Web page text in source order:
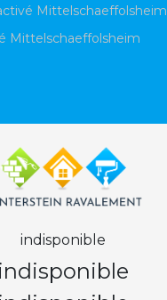
Mittelschaeffolsheim
Mittelschaeffolsheim
indisponible
indisponible